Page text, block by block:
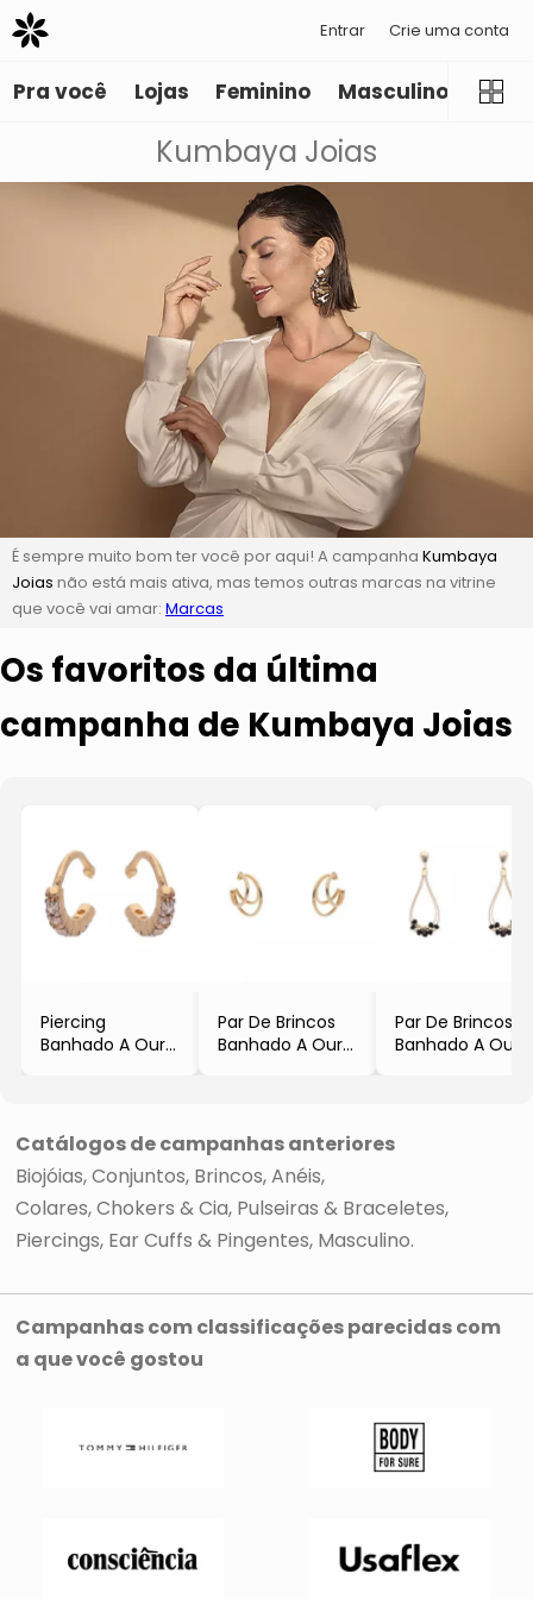
Entrar Crie uma conta
Pra você Lojas Feminino Masculino
Kumbaya Joias
É sempre muito bom ter você por aqui! A campanha Kumbaya
Joias não está mais ativa, mas temos outras marcas na vitrine
que você vai amar: Marcas
Os favoritos da última
campanha de Kumbaya Joias
Piercing
Banhado A Ouro
- 0,9x0,2cm
Par De Brincos
Banhado A Ouro
Par De Brincos
Banhado A Ouro
Catálogos de campanhas anteriores
Biojóias Conjuntos Brincos Anéis
Colares, Chokers & Cia Pulseiras & Braceletes
Piercings, Ear Cuffs & Pingentes Masculino
Campanhas com classificações parecidas com
a que você gostou